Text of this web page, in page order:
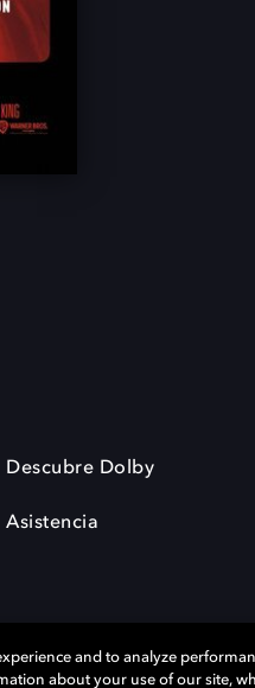
Descubre Dolby
Asistencia
and to analyze
about your use of our site,